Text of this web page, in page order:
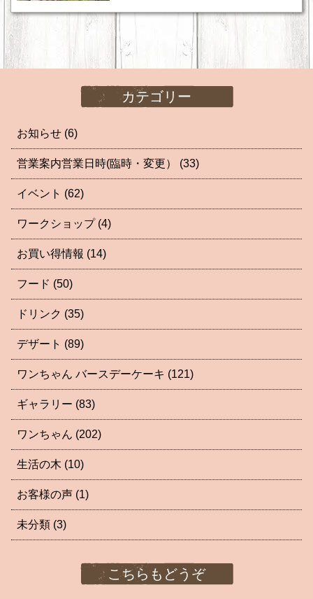
カテゴリー
お知らせ (6)
営業案内営業日時(臨時・変更） (33)
イベント (62)
ワークショップ (4)
お買い得情報 (14)
フード (50)
ドリンク (35)
デザート (89)
ワンちゃん バースデーケーキ (121)
ギャラリー (83)
ワンちゃん (202)
生活の木 (10)
お客様の声 (1)
未分類 (3)
こちらもどうぞ